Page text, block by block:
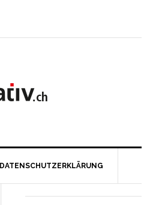
DATENSCHUTZERKLÄRUNG